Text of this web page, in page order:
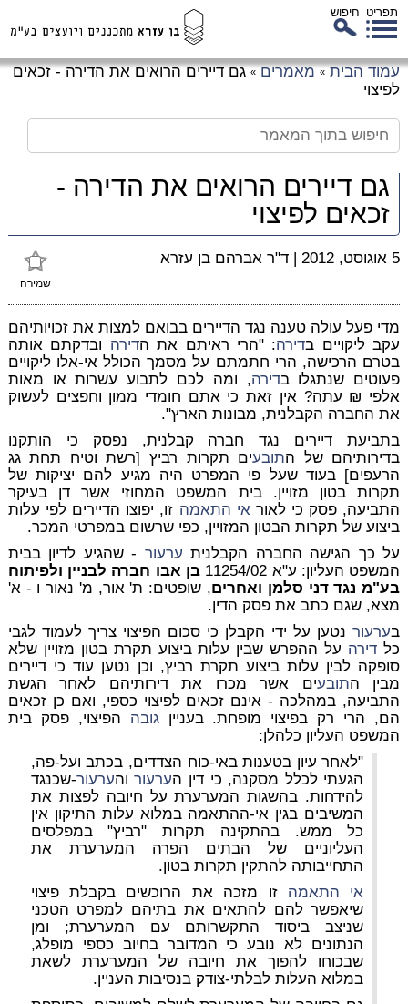
תפריט חיפוש
עמוד הבית » מאמרים » גם דיירים הרואים את הדירה - זכאים
לפיצוי
גם דיירים הרואים את הדירה -
זכאים לפיצוי
שמירה
5 אוגוסט, 2012 | ד"ר אברהם בן עזרא
מדי פעל עולה טענה נגד הדיירים בבואם למצות את זכויותיהם
עקב ליקויים בדירה: "הרי ראיתם את הדירה ובדקתם אותה
בטרם הרכישה, הרי חתמתם על מסמך הכולל אי-אלו ליקויים
פעוטים שנתגלו בדירה, ומה לכם לתבוע עשרות או מאות
אלפי ₪ עתה? אין זאת כי אתם חומדי ממון וחפצים לעשוק
את החברה הקבלנית, מבונות הארץ".
בתביעת דיירים נגד חברה קבלנית, נפסק כי הותקנו
בדירותיהם של התובעים תקרות רביץ [רשת וטיח תחת גג
הרעפים] בעוד שעל פי המפרט היה מגיע להם יציקות של
תקרות בטון מזויין. בית המשפט המחוזי אשר דן בעיקר
התביעה, פסק כי לאור אי התאמה זו, יפוצו הדיירים לפי עלות
ביצוע של תקרות הבטון המזויין, כפי שרשום במפרטי המכר.
על כך הגישה החברה הקבלנית ערעור - שהגיע לדיון בבית
המשפט העליון: ע"א 11254/02
בן אבו חברה לבניין ולפיתוח
בע"מ נגד דני סלמן ואחרים, שופטים: ת' אור, מ' נאור ו - א'
מצא, שגם כתב את פסק הדין.
בערעורנטען על ידי הקבלן כי סכום הפיצוי צריך לעמוד לגבי
כל דירה על ההפרש שבין עלות ביצוע תקרת בטון מזויין שלא
סופקה לבין עלות ביצוע תקרת רביץ, וכן נטען עוד כי דיירים
מבין התובעים אשר מכרו את דירותיהם לאחר הגשת
התביעה, במהלכה - אינם זכאים לפיצוי כספי, ואם כן זכאים
הם, הרי רק בפיצוי מופחת. בענייןגובה הפיצוי, פסק בית
המשפט העליון כלהלן:
"לאחר עיון בטענות באי-כוח הצדדים, בכתב ועל-פה,
הגעתי לכלל מסקנה, כי דין הערעורוהערעור-שכנגד
להידחות. בהשגות המערערת על חיובה לפצות את
המשיבים בגין אי-ההתאמה במלוא עלות התיקון אין
כל ממש. בהתקינה תקרות "רביץ" במפלסים
העליוניים של הבתים הפרה המערערת את
התחייבותה להתקין תקרות בטון.
אי התאמה זו מזכה את הרוכשים בקבלת פיצוי
שיאפשר להם להתאים את בתיהם למפרט הטכני
שניצב ביסוד התקשרותם עם המערערת; ומן
הנתונים לא נובע כי המדובר בחיוב כספי מופלג,
שבכוחו להפוך את חיובה של המערערת לשאת
במלוא העלות לבלתי-צודק בנסיבות העניין.